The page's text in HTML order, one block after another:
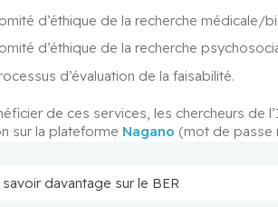
d’éthique de la recherche médicale/
d’éthique de la recherche
d’évaluation de la faisabilité.
de ces services, les chercheurs de
sur la plateforme Nagano (mot de passe
savoir davantage sur le BER